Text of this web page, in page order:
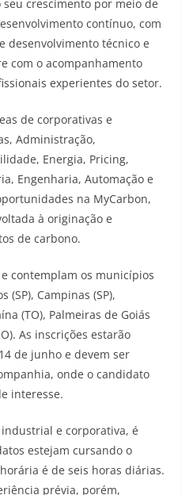
crescimento por meio de
contínuo, com
desenvolvimento técnico e
com o acompanhamento
experientes do setor.
de corporativas e
Administração,
Energia, Pricing,
Engenharia, Automação e
na MyCarbon,
à originação e
de carbono.
contemplam os municípios
(SP), Campinas (SP),
(TO), Palmeiras de Goiás
As inscrições estarão
de junho e devem ser
onde o candidato
interesse.
e corporativa, é
estejam cursando o
é de seis horas diárias.
prévia, porém,